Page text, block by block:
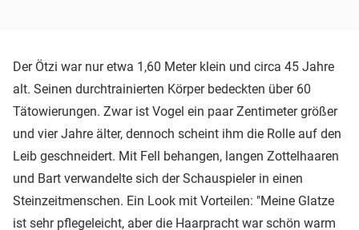
Der Ötzi war nur etwa 1,60 Meter klein und circa 45 Jahre
alt. Seinen durchtrainierten Körper bedeckten über 60
Tätowierungen. Zwar ist Vogel ein paar Zentimeter größer
und vier Jahre älter, dennoch scheint ihm die Rolle auf den
Leib geschneidert. Mit Fell behangen, langen Zottelhaaren
und Bart verwandelte sich der Schauspieler in einen
Steinzeitmenschen. Ein Look mit Vorteilen: "Meine Glatze
ist sehr pflegeleicht, aber die Haarpracht war schön warm